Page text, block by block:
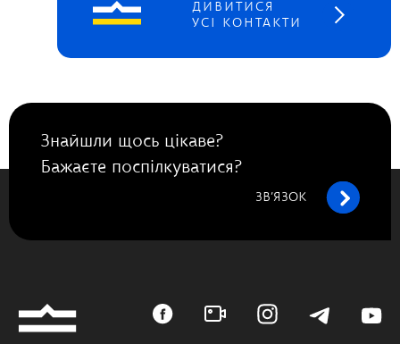
ДИВИТИСЯ
УСІ КОНТАКТИ
Знайшли щось цікаве?
Бажаєте поспілкуватися?
ЗВ’ЯЗОК